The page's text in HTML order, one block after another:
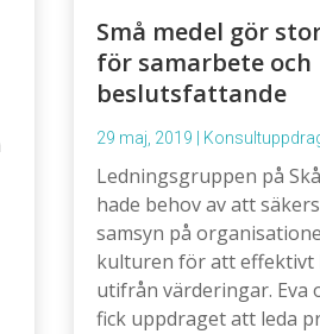
Små medel gör
för samarbete och
beslutsfattande
29 maj, 2019
Ledningsgruppen på
hade behov av att
samsyn på
kulturen för att effektivt
utifrån värderingar. Eva
fick uppdraget att leda